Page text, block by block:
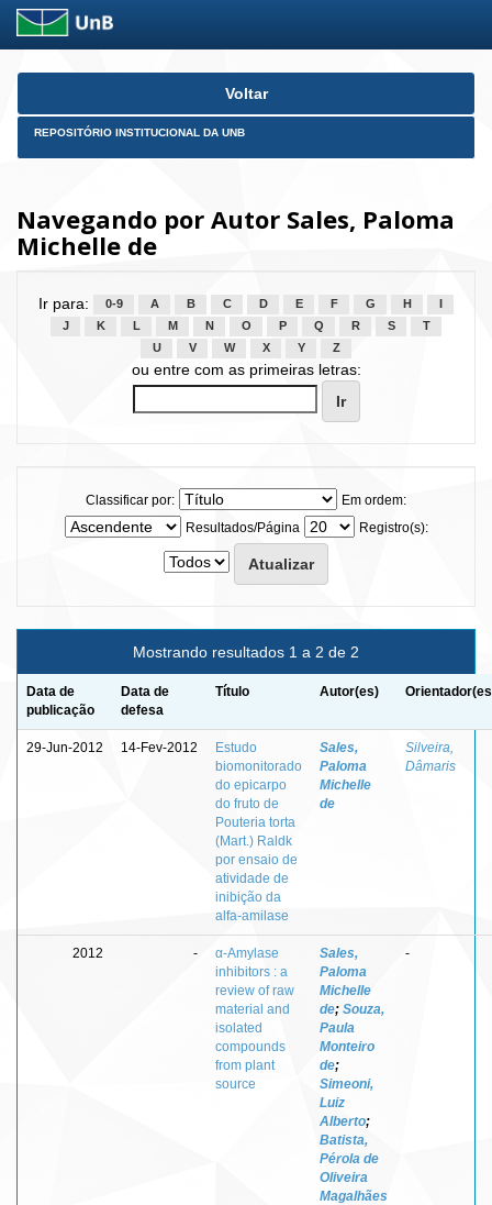
Skip
Voltar
REPOSITÓRIO INSTITUCIONAL DA UNB
Navegando por Autor Sales, Paloma
Michelle de
Ir para: 0-9 A B C D E F G H
J
K L M N O P Q R S
T
U
V W X Y Z
ou entre com as primeiras letras:
Classificar por:
Em ordem:
Resultados/Página
Registro(s):
Mostrando resultados 1 a 2 de 2
Data de
publicação
Data de
defesa
Título Autor(es)
29-Jun-2012 14-Fev-2012
Estudo
biomonitorado
do epicarpo
do fruto de
Pouteria torta
(Mart.) Raldk
por ensaio de
atividade de
inibição da
alfa-amilase
Sales,
Paloma
Michelle
de
Silveira,
Dâmaris
2012 -
α-Amylase
inhibitors : a
review of raw
material and
isolated
compounds
from plant
source
Sales,
Paloma
Michelle
de; Souza,
Paula
Monteiro
de;
Simeoni,
Luiz
Alberto;
Batista,
Pérola de
Oliveira
Magalhães
-